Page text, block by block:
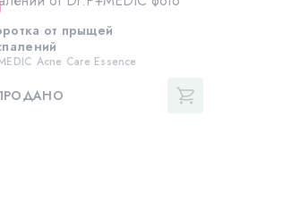
от прыщей
Acne Care Essence